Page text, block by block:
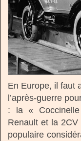
En Europe, il faut
l’après-guerre
: la «
Renault et la
populaire